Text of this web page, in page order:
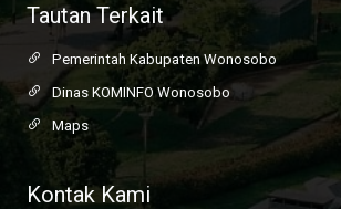
Tautan Terkait
Pemerintah Kabupaten Wonosobo
Dinas KOMINFO Wonosobo
Maps
Kontak Kami